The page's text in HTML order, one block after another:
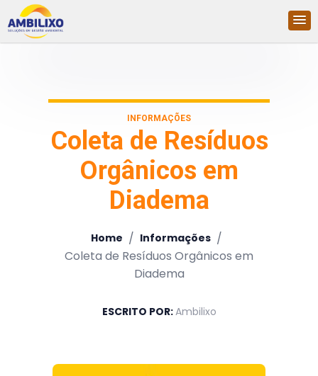
INFORMAÇÕES
Coleta de Resíduos
Orgânicos em
Diadema
Home / Informações /
Coleta de Resíduos Orgânicos em
Diadema
ESCRITO POR:Ambilixo